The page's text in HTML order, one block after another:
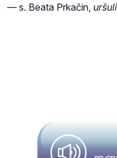
—s. Beata Prkačin,